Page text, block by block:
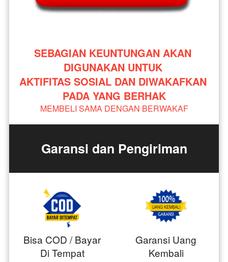
SEBAGIAN KEUNTUNGAN AKAN
DIGUNAKAN UNTUK
AKTIFITAS SOSIAL DAN DIWAKAFKAN
PADA YANG BERHAK
MEMBELI SAMA DENGAN BERWAKAF
Garansi dan Pengiriman
Bisa COD / Bayar
Di Tempat
Garansi Uang
Kembali